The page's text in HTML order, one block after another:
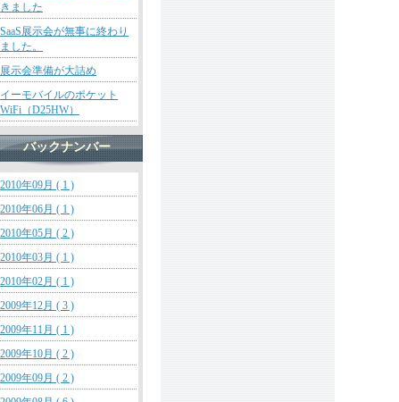
きました
SaaS展示会が無事に終わり
ました。
展示会準備が大詰め
イーモバイルのポケット
WiFi（D25HW）
バックナンバー
2010年09月 ( 1 )
2010年06月 ( 1 )
2010年05月 ( 2 )
2010年03月 ( 1 )
2010年02月 ( 1 )
2009年12月 ( 3 )
2009年11月 ( 1 )
2009年10月 ( 2 )
2009年09月 ( 2 )